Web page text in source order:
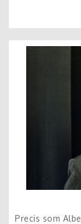
Precis som